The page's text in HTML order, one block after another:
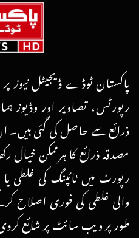
پاکستان ٹوڈے ڈیجیٹل نیوز
رپورٹس، تصاویر اور وڈیوز
ذرائع سے حاصل کی گئی ہیں۔
مصدقہ ذرائع کا ہرممکن خیال
رپورٹ میں ٹائپنگ کی غلطی
والی غلطی کی فوری اصلاح
طور پر ویب سائٹ پر شائع